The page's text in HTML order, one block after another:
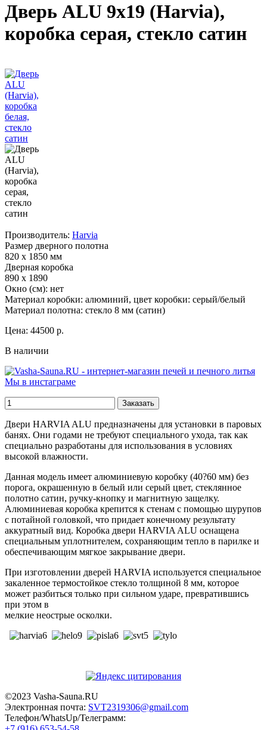
Дверь ALU 9x19 (Harvia),
коробка серая, стекло сатин
Производитель: Harvia
Размер дверного полотна
820 x 1850 мм
Дверная коробка
890 x 1890
Окно (см): нет
Материал коробки: алюминий, цвет коробки: серый/белый
Материал полотна: стекло 8 мм (сатин)
Цена: 44500 р.
В наличии
Мы в инстаграме
Двери HARVIA ALU предназначены для установки в паровых
банях. Они годами не требуют специального ухода, так как
специально разработаны для использования в условиях
высокой влажности.
Данная модель имеет алюминиевую коробку (40?60 мм) без
порога, окрашенную в белый или серый цвет, стеклянное
полотно сатин, ручку-кнопку и магнитную защелку.
Алюминиевая коробка крепится к стенам с помощью шурупов
с потайной головкой, что придает конечному результату
аккуратный вид. Коробка двери HARVIA ALU оснащена
специальным уплотнителем, сохраняющим тепло в парилке и
обеспечивающим мягкое закрывание двери.
При изготовлении дверей HARVIA используется специальное
закаленное термостойкое стекло толщиной 8 мм, которое
может разбиться только при сильном ударе, превратившись
при этом в
мелкие неострые осколки.
©2023 Vasha-Sauna.RU
Электронная почта: SVT2319306@gmail.com
Телефон/WhatsUp/Телеграмм: